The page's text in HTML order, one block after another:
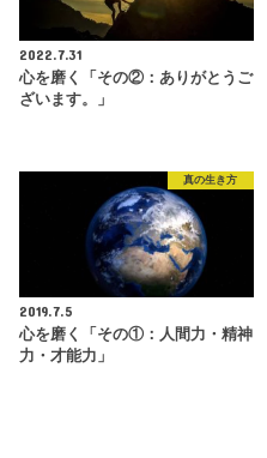
2022.7.31
心を磨く「その②：ありがとうご
ざいます。」
真の生き方
2019.7.5
心を磨く「その①：人間力・精神
力・才能力」